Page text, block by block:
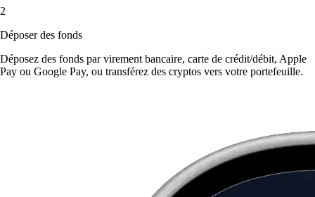
2
Déposer des fonds
Déposez des fonds par virement bancaire, carte de crédit/débit, Apple
Pay ou Google Pay, ou transférez des cryptos vers votre portefeuille.